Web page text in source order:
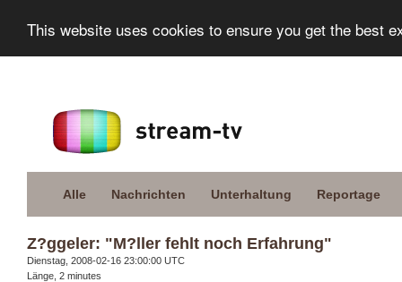
This website uses cookies to ensure you get the best
Alle Nachrichten Unterhaltung Reportage
Z?ggeler: "M?ller fehlt noch Erfahrung"
Dienstag, 2008-02-16 23:00:00 UTC
Länge, 2 minutes